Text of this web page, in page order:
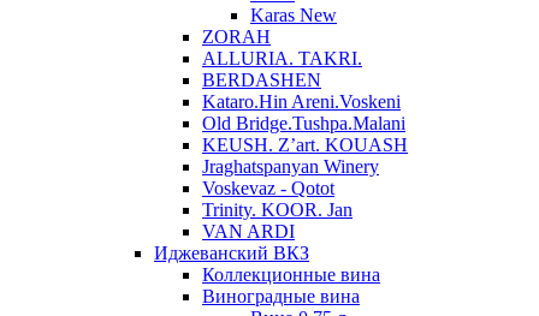
Karas New
ZORAH
ALLURIA. TAKRI.
BERDASHEN
Kataro.Hin Areni.Voskeni
Old Bridge.Tushpa.Malani
KEUSH. Z’art. KOUASH
Jraghatspanyan Winery
Voskevaz - Qotot
Trinity. KOOR. Jan
VAN ARDI
Иджеванский ВКЗ
Коллекционные вина
Виноградные вина